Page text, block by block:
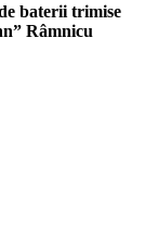
baterii trimise
Râmnicu